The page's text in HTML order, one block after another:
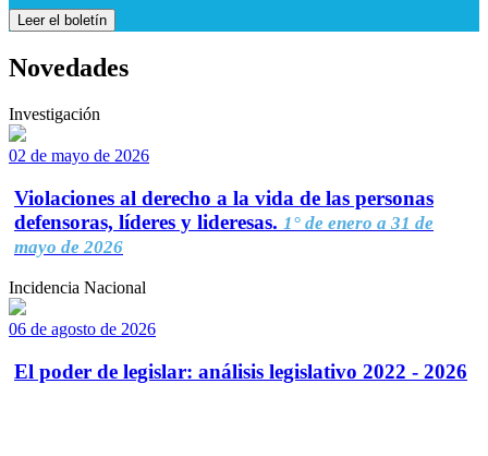
Leer el boletín
Novedades
Investigación
02 de mayo de 2026
Violaciones al derecho a la vida de las personas
defensoras, líderes y lideresas. 1° de enero a 31 de
mayo de 2026
Incidencia Nacional
06 de agosto de 2026
El poder de legislar: análisis legislativo 2022 - 2026